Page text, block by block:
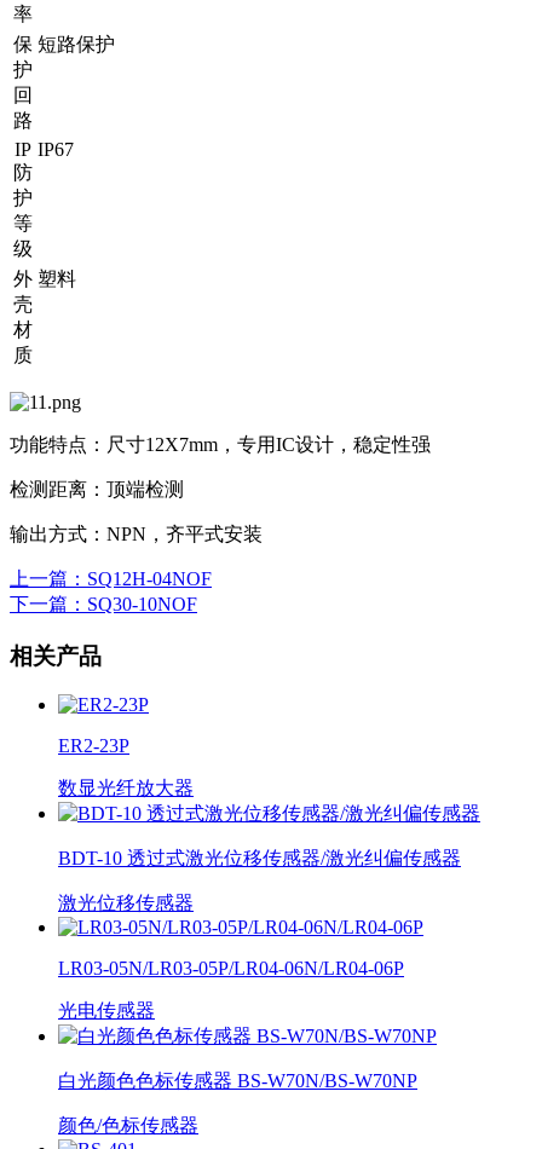
率
保
护
回
路
短路保护
IP
防
护
等
级
IP67
外
壳
材
质
塑料
功能特点：尺寸12X7mm，专用IC设计，稳定性强
检测距离：顶端检测
输出方式：NPN，齐平式安装
上一篇 ：SQ12H-04NOF
下一篇 ：SQ30-10NOF
相关产品
ER2-23P
数显光纤放大器
BDT-10 透过式激光位移传感器/激光纠偏传感器
激光位移传感器
LR03-05N/LR03-05P/LR04-06N/LR04-06P
光电传感器
白光颜色色标传感器 BS-W70N/BS-W70NP
颜色/色标传感器